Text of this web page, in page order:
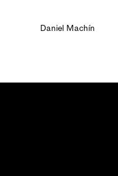
Daniel Machín